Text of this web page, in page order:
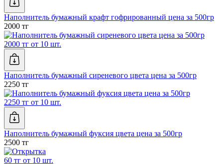
Наполнитель бумажный крафт гофрированный цена за 500гр
2000 тг
2000 тг от 10 шт.
Наполнитель бумажный сиреневого цвета цена за 500гр
2250 тг
2250 тг от 10 шт.
Наполнитель бумажный фуксия цвета цена за 500гр
2500 тг
60 тг от 10 шт.